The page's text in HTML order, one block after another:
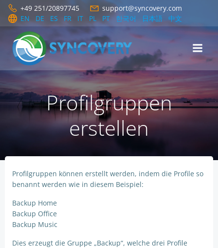
Zum
Inhalt
springen
+49 251/20897745
support@syncovery.com
EN
DE ES FR IT PL PT 한국어 日本語 中文
Profilgruppen
erstellen
Profilgruppen können erstellt werden, indem die Profile so
benannt werden wie in diesem Beispiel:
Backup Home
Backup Office
Backup Music
Dies erzeugt die Gruppe „Backup“, welche drei Profile